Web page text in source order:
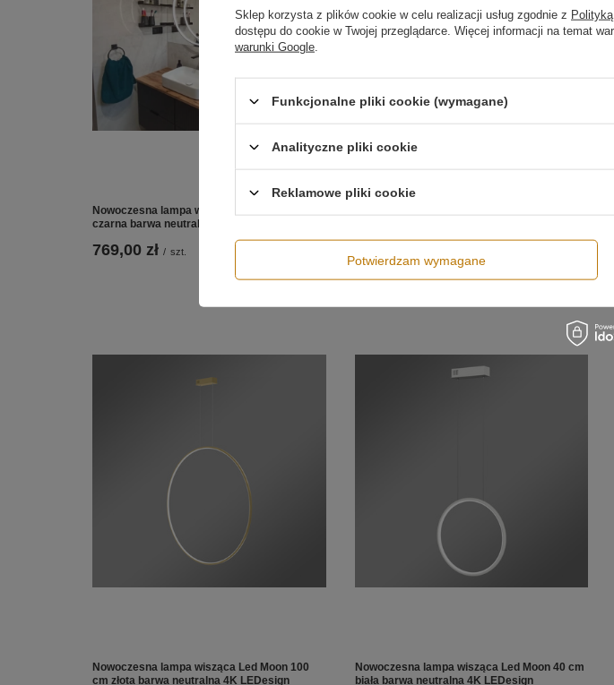
Nowoczesna lampa wisząca Led Moon 60 cm
czarna barwa neutralna 4K LEDesign
769,00 zł / szt.
Nowoczesna lampa wisząca Led Moon 100
cm złota barwa neutralna 4K LEDesign
Nowoczesna lampa wisząca Led Moon 40 cm
biała barwa neutralna 4K LEDesign
Sklep korzysta z plików cookie w celu realizacji usług zgodnie z
dostępu do cookie w Twojej przeglądarce. Więcej informacji na temat
warunki Google
Funkcjonalne pliki cookie (wymagane)
Analityczne pliki cookie
Reklamowe pliki cookie
Potwierdzam wymagane